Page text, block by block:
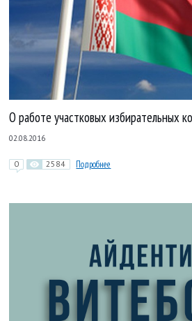
О работе участковых избирательных
02.08.2016
0 2584 Подробнее